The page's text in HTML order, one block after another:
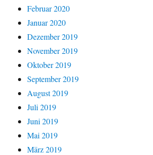
Februar 2020
Januar 2020
Dezember 2019
November 2019
Oktober 2019
September 2019
August 2019
Juli 2019
Juni 2019
Mai 2019
März 2019